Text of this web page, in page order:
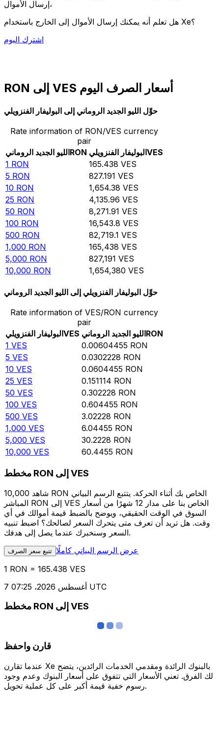
إرسال الأموال،
هل تعلم أنه يمكنك إرسال الأموال إلى الخارج باستخدام Xe؟
اشترك اليوم
RON إلى VES أسعار الصرف اليوم
حوِّل الليو الجديد الروماني إلى البوليفار الفنزويلي
Rate information of RON/VES currency
pair
الليو الجديد الرومانيRON البوليفار الفنزويليVES
1 RON 165.438 VES
5 RON 827.191 VES
10 RON 1,654.38 VES
25 RON 4,135.96 VES
50 RON 8,271.91 VES
100 RON 16,543.8 VES
500 RON 82,719.1 VES
1,000 RON 165,438 VES
5,000 RON 827,191 VES
10,000 RON 1,654,380 VES
حوِّل البوليفار الفنزويلي إلى الليو الجديد الروماني
Rate information of VES/RON currency
pair
البوليفار الفنزويليVES الليو الجديد الرومانيRON
1 VES 0.00604455 RON
5 VES 0.0302228 RON
10 VES 0.0604455 RON
25 VES 0.151114 RON
50 VES 0.302228 RON
100 VES 0.604455 RON
500 VES 3.02228 RON
1,000 VES 6.04455 RON
5,000 VES 30.2228 RON
10,000 VES 60.4455 RON
مخطط RON إلى VES
شاهد 10,000 RON الخاص بك أثناء الحركة. يتتبع الرسم البياني
المباشر RON إلى VES الخاص بنا على مدار 12 شهرًا من أسعار
السوق في الوقت الحقيقي، ويوضح بالضبط قيمة أموالك في أي
وقت. هل تريد أن تعرف متى يتحرك السعر لصالحك؟ اضبط تنبيه
السعر وسنخبرك عندما يصل إلى هدفك.
تتبع سعر الصرف عرض الرسم البياني كاملًا
1 RON = 165.438 VES
7 أغسطس 2026، 07:25 UTC
مخطط RON إلى VES
قارن واحفظ
عندما تقارن Xe بالبنوك الرائدة ومقدمي الخدمات الرائدين، يتضح
لك الفرق. تعني الأسعار التي تتفوق على أسعار البنوك وعدم وجود
رسوم خفية قيمة أكبر على كل عملية تحويل.